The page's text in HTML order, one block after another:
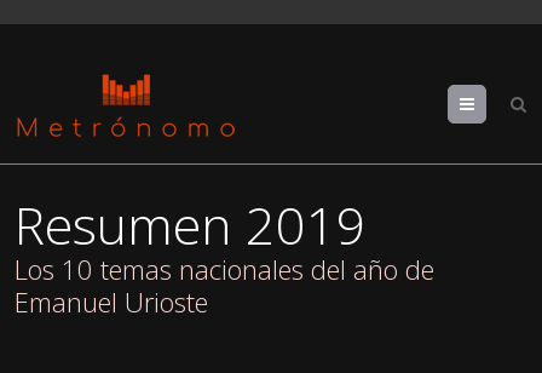
Menu
Resumen 2019
Los 10 temas nacionales del año de
Emanuel Urioste